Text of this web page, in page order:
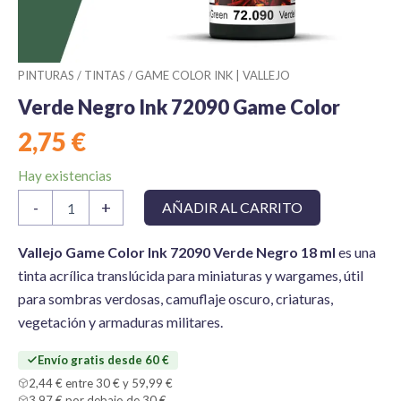
PINTURAS / TINTAS / GAME COLOR INK | VALLEJO
Verde Negro Ink 72090 Game Color
2,75 €
Hay existencias
-
Negro
72090
Game
cantidad
+ AÑADIR AL CARRITO
Vallejo Game Color Ink 72090 Verde Negro 18 ml es una
tinta acrílica translúcida para miniaturas y wargames, útil
para sombras verdosas, camuflaje oscuro, criaturas,
vegetación y armaduras militares.
Envío gratis desde 60 €
2,44 € entre 30 € y 59,99 €